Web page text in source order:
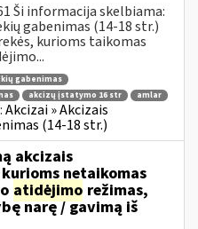
Ši informacija skelbiama:
gabenimas (14-18 str.)
kurioms taikomas
gabenimas
akcizų įstatymo 16 str amlar
Akcizai » Akcizais
(14-18 str.)
akcizais
netaikomas
atidėjimo režimas,
narę / gavimą iš